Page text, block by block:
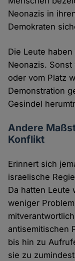
Neonazis in
Demokraten
Die Leute
Neonazis.
oder vom Platz
Demonstration
Gesindel
Andere
Konflikt
Erinnert sich
israelische
Da hatten Leute
weniger
antisemitischen
bis hin zu
sie zu